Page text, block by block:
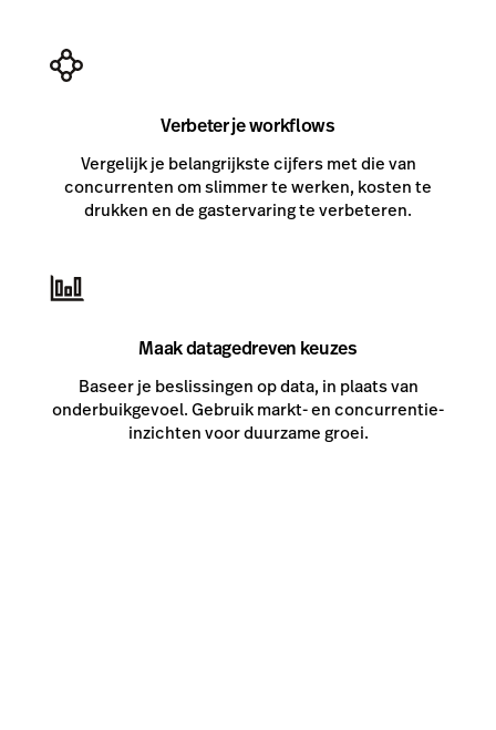
Verbeter je workflows
Vergelijk je belangrijkste cijfers met die van
concurrenten om slimmer te werken, kosten te
drukken en de gastervaring te verbeteren.
Maak datagedreven keuzes
Baseer je beslissingen op data, in plaats van
onderbuikgevoel. Gebruik markt- en concurrentie-
inzichten voor duurzame groei.